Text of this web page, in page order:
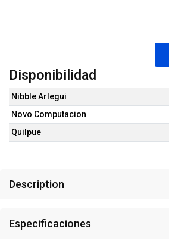
Disponibilidad
Nibble Arlegui
Novo Computacion
Quilpue
Description
Especificaciones